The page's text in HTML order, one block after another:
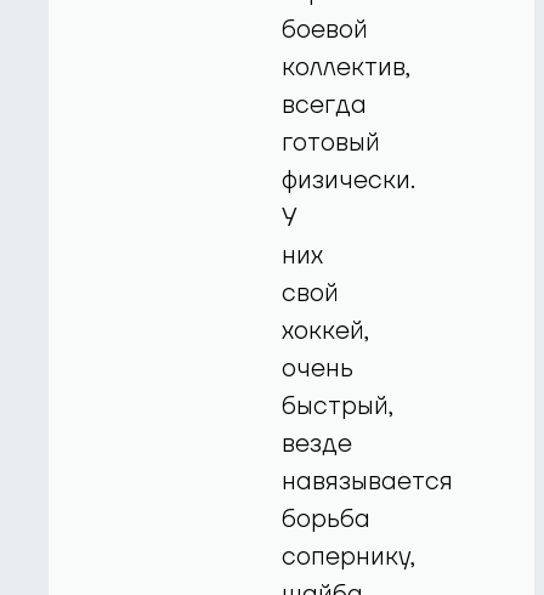
боевой
коллектив,
всегда
готовый
физически.
У
них
свой
хоккей,
очень
быстрый,
везде
навязывается
борьба
сопернику,